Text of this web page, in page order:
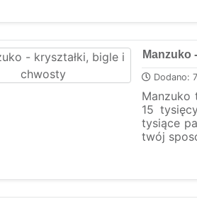
Manzuko
Dodano:
Manzuko
15
tysiące
twój